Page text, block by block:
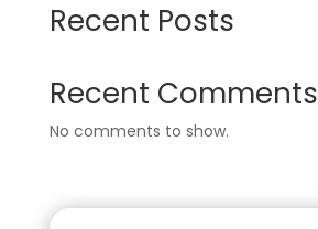
Recent Posts
Recent Comments
No comments to show.